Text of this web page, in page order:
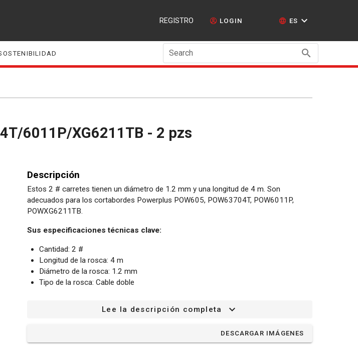
REGISTRO LOGIN ES
Search
6011P/XG6211TB - 2 pzs
Descripción
Estos 2 # carretes tienen un diámetro de 1.2 mm y una longitud de 4 m. Son
adecuados para los cortabordes Powerplus POW605, POW63704T, POW6011P,
POWXG6211TB.
Sus especificaciones técnicas clave:
Cantidad: 2 #
Longitud de la rosca: 4 m
Diámetro de la rosca: 1.2 mm
Tipo de la rosca: Cable doble
Lee la descripción completa
DESCARGAR IMÁGENES